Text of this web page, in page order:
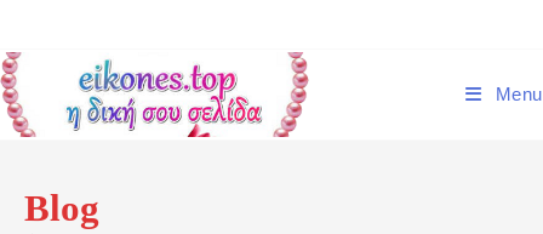
content
Menu
Blog